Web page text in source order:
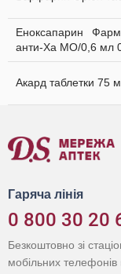
Еноксапарин
анти-Ха МО/0,6 мл
Акард таблетки 75
Гаряча лінія
0 800 30 20
Безкоштовно зі
мобільних телефонів